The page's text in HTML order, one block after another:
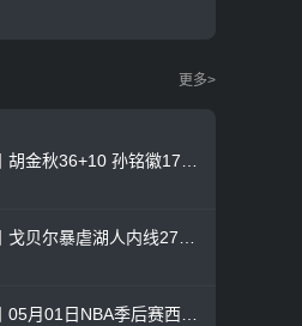
更多>
2025年05月01日 胡金秋36+10 孙铭徽17+6+9 广厦3-0横扫辽宁闯入总决赛！
2025年05月01日 戈贝尔暴虐湖人内线27+24！詹东50分 湖人1-4负森林狼出局！
2025年05月01日 05月01日NBA季后赛西部首轮G5 森林狼 - 湖人 精彩镜头